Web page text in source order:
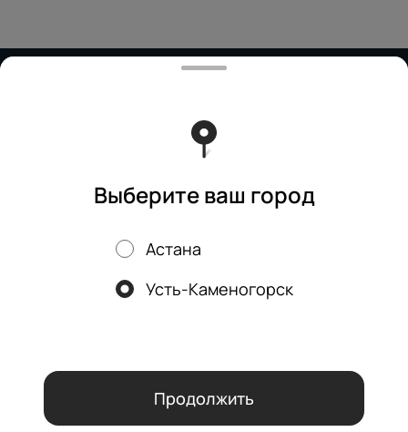
аналитических сервисов согласно нашейполитике
конфиденциальности
ОК
Политика конфиденциальности
Акции, скидки, кэшбэк − в нашем приложении!
Выберите ваш город
Астана
Усть-Каменогорск